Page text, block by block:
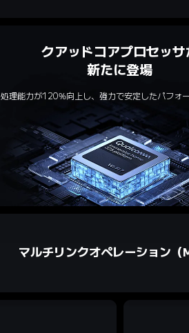
クアッドコアプロセッサ
新たに登場
処理能力が120%向上し、強力で安定したパフォ
マルチリンクオペレーション（